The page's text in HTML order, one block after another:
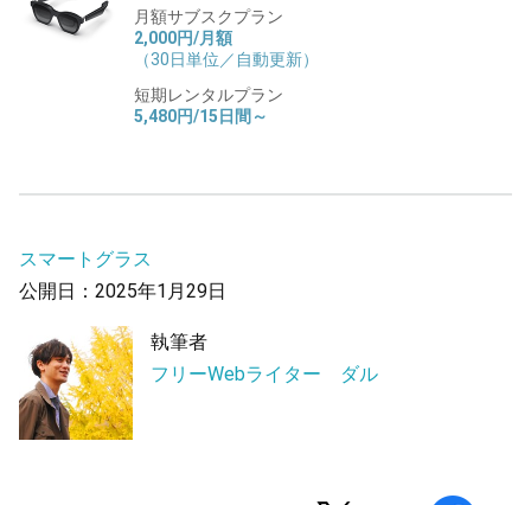
月額サブスクプラン
2,000円/月額
（30日単位／自動更新）
短期レンタルプラン
5,480円/15日間～
スマートグラス
公開日：2025年1月29日
執筆者
フリーWebライター ダル